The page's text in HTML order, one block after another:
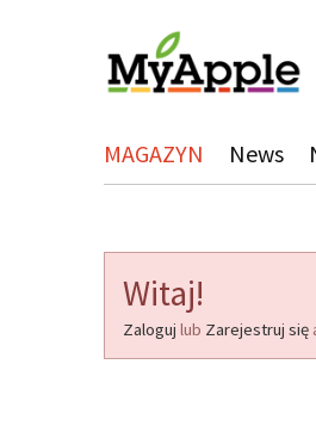
MAGAZYN News
Witaj!
Zaloguj lub Zarejestruj się